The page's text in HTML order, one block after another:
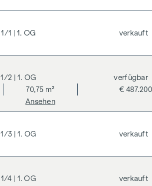
1/1 | 1. OG verkauft
1/2 | 1. OG
70,75 m²
€ 487.200
verfügbar
Ansehen
1/3 | 1. OG verkauft
1/4 | 1. OG verkauft